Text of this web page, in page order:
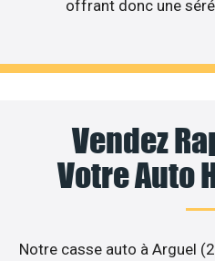
offrant donc une
Vendez
Votre Auto
Notre casse auto à Arguel